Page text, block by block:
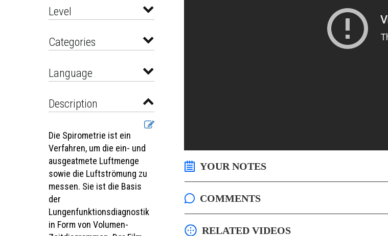
Level
Categories
Language
Description
Die Spirometrie ist ein
Verfahren, um die ein- und
ausgeatmete Luftmenge
sowie die Luftströmung zu
messen. Sie ist die Basis
der
Lungenfunktionsdiagnostik
in Form von Volumen-
YOUR NOTES
COMMENTS
RELATED VIDEOS